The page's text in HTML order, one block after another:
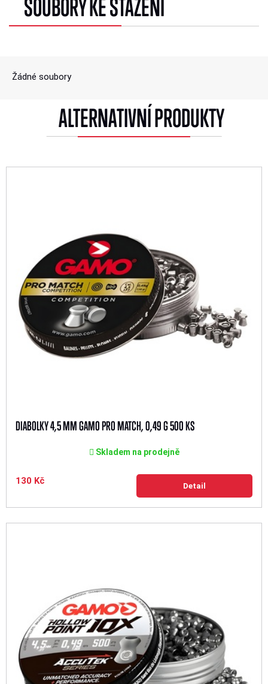
SOUBORY KE STAŽENÍ
Žádné soubory
ALTERNATIVNÍ PRODUKTY
DIABOLKY 4,5 MM GAMO PRO MATCH, 0,49 G 500 KS
Skladem na prodejně
130 Kč Detail